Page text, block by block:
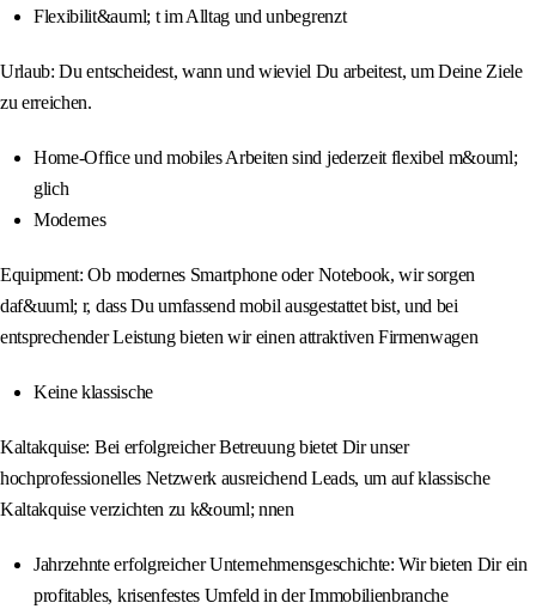
Flexibilit&auml; t im Alltag und unbegrenzt
Urlaub: Du entscheidest, wann und wieviel Du arbeitest, um Deine Ziele
zu erreichen.
Home-Office und mobiles Arbeiten sind jederzeit flexibel m&ouml;
glich
Modernes
Equipment: Ob modernes Smartphone oder Notebook, wir sorgen
daf&uuml; r, dass Du umfassend mobil ausgestattet bist, und bei
entsprechender Leistung bieten wir einen attraktiven Firmenwagen
Keine klassische
Kaltakquise: Bei erfolgreicher Betreuung bietet Dir unser
hochprofessionelles Netzwerk ausreichend Leads, um auf klassische
Kaltakquise verzichten zu k&ouml; nnen
Jahrzehnte erfolgreicher Unternehmensgeschichte: Wir bieten Dir ein
profitables, krisenfestes Umfeld in der Immobilienbranche